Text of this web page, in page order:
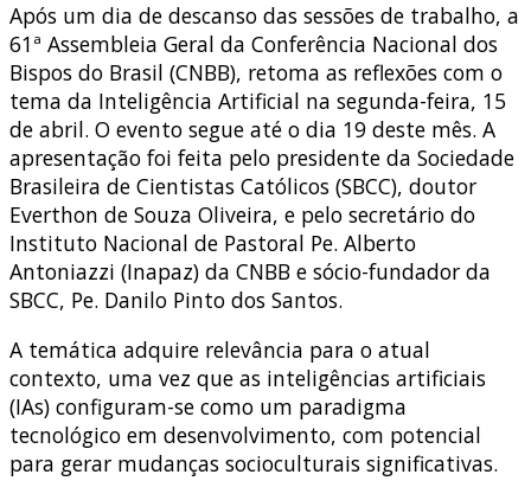
Após um dia de descanso das sessões de trabalho, a
61ª Assembleia Geral da Conferência Nacional dos
Bispos do Brasil (CNBB), retoma as reflexões com o
tema da Inteligência Artificial na segunda-feira, 15
de abril. O evento segue até o dia 19 deste mês. A
apresentação foi feita pelo presidente da Sociedade
Brasileira de Cientistas Católicos (SBCC), doutor
Everthon de Souza Oliveira, e pelo secretário do
Instituto Nacional de Pastoral Pe. Alberto
Antoniazzi (Inapaz) da CNBB e sócio-fundador da
SBCC, Pe. Danilo Pinto dos Santos.
A temática adquire relevância para o atual
contexto, uma vez que as inteligências artificiais
(IAs) configuram-se como um paradigma
tecnológico em desenvolvimento, com potencial
para gerar mudanças socioculturais significativas.